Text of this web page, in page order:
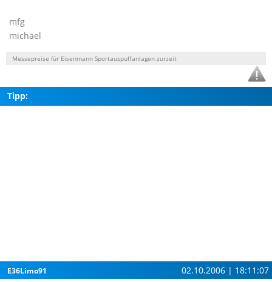
mfg
michael
Messepreise für Eisenmann Sportauspuffanlagen zurzeit
Tipp:
E36Limo91 02.10.2006 | 18:11:07